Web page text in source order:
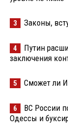
3 Законы,
4
Путин
заключения
5 Сможет ли
6
ВС России
Одессы и